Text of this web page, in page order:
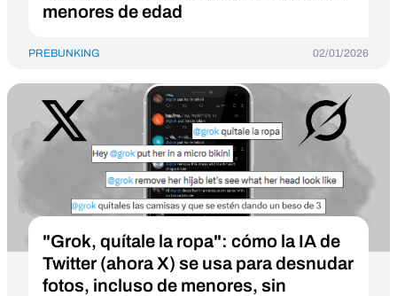
menores de edad
PREBUNKING 02/01/2026
"Grok, quítale la ropa": cómo la IA de
Twitter (ahora X) se usa para desnudar
fotos, incluso de menores, sin